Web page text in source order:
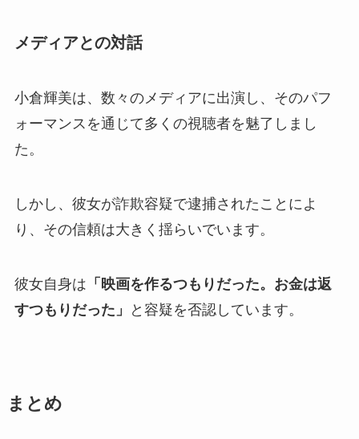
メディアとの対話
小倉輝美は、数々のメディアに出演し、そのパフ
ォーマンスを通じて多くの視聴者を魅了しまし
た。
しかし、彼女が詐欺容疑で逮捕されたことによ
り、その信頼は大きく揺らいでいます。
彼女自身は 「映画を作るつもりだった。お金は返
すつもりだった」
と容疑を否認しています。
まとめ